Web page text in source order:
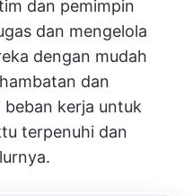
dan pemimpin
dan mengelola
dengan mudah
dan
kerja untuk
terpenuhi dan